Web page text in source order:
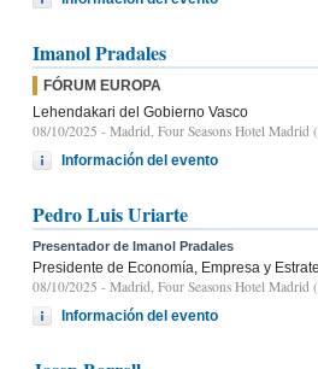
Imanol Pradales
FÓRUM EUROPA
Lehendakari del Gobierno Vasco
08/10/2025 - Madrid, Four Seasons Hotel Madrid
Información del evento
Pedro Luis Uriarte
Presentador de Imanol Pradales
Presidente de Economía, Empresa y
08/10/2025 - Madrid, Four Seasons Hotel Madrid
Información del evento